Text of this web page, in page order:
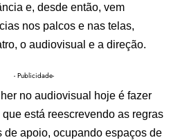
e, desde então, vem
nos palcos e nas telas,
o audiovisual e a direção.
- Publicidade-
no audiovisual hoje é fazer
está reescrevendo as regras
de apoio, ocupando espaços de